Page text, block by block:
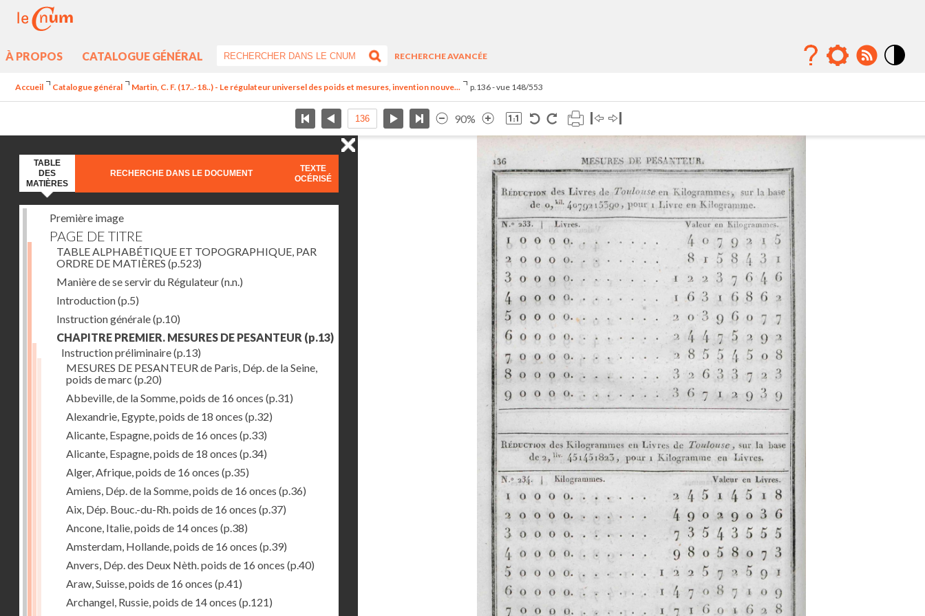
À PROPOS CATALOGUE GÉNÉRAL
RECHERCHE AVANCÉE
Accueil Catalogue général Martin, C. F. (17..-18..) - Le régulateur universel des poids et mesures, invention nouve... p.136 - vue 148/553
90%
TABLE
DES
MATIÈRES
RECHERCHE DANS LE DOCUMENT
TEXTE
OCÉRISÉ
Première image
PAGE DE TITRE
TABLE ALPHABÉTIQUE ET TOPOGRAPHIQUE, PAR
ORDRE DE MATIÈRES (p.523)
Manière de se servir du Régulateur(n.n.)
Introduction(p.5)
Instruction générale(p.10)
CHAPITRE PREMIER. MESURES DE PESANTEUR (p.13)
Instruction préliminaire(p.13)
MESURES DE PESANTEUR de Paris, Dép. de la Seine,
poids de marc (p.20)
Abbeville, de la Somme, poids de 16 onces (p.31)
Alexandrie, Egypte, poids de 18 onces (p.32)
Alicante, Espagne, poids de 16 onces (p.33)
Alicante, Espagne, poids de 18 onces (p.34)
Alger, Afrique, poids de 16 onces (p.35)
Amiens, Dép. de la Somme, poids de 16 onces (p.36)
Aix, Dép. Bouc.-du-Rh. poids de 16 onces (p.37)
Ancone, Italie, poids de 14 onces (p.38)
Amsterdam, Hollande, poids de 16 onces (p.39)
Anvers, Dép. des Deux Nèth. poids de 16 onces (p.40)
Araw, Suisse, poids de 16 onces (p.41)
Archangel, Russie, poids de 14 onces (p.121)